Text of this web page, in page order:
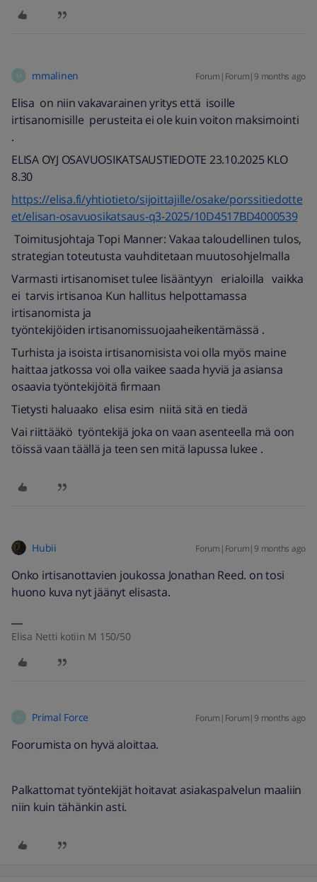
M mmalinen Forum|Forum|9 months ago
Elisa on niin vakavarainen yritys että isoille
irtisanomisille perusteita ei ole kuin voiton maksimointi
.
ELISA OYJ OSAVUOSIKATSAUSTIEDOTE 23.10.2025 KLO
8.30
https://elisa.fi/yhtiotieto/sijoittajille/osake/porssitiedotte
et/elisan-osavuosikatsaus-q3-2025/10D4517BD4000539
Toimitusjohtaja Topi Manner: Vakaa taloudellinen tulos,
strategian toteutusta vauhditetaan muutosohjelmalla
Varmasti irtisanomiset tulee lisääntyyn erialoilla vaikka
ei tarvis irtisanoa Kun hallitus helpottamassa
irtisanomista ja
työntekijöiden irtisanomissuojaaheikentämässä .
Turhista ja isoista irtisanomisista voi olla myös maine
haittaa jatkossa voi olla vaikee saada hyviä ja asiansa
osaavia työntekijöitä firmaan
Tietysti haluaako elisa esim niitä sitä en tiedä
Vai riittääkö työntekijä joka on vaan asenteella mä oon
töissä vaan täällä ja teen sen mitä lapussa lukee .
Hubii Forum|Forum|9 months ago
Onko irtisanottavien joukossa Jonathan Reed. on tosi
huono kuva nyt jäänyt elisasta.
Elisa Netti kotiin M 150/50
P Primal Force Forum|Forum|9 months ago
Foorumista on hyvä aloittaa.
Palkattomat työntekijät hoitavat asiakaspalvelun maaliin
niin kuin tähänkin asti.